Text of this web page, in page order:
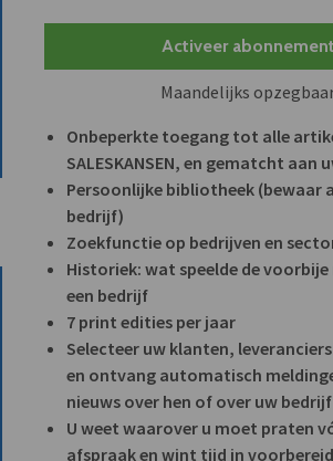
Activeer abonnement
Maandelijks
Onbeperkte toegang tot alle
SALESKANSEN, en gematcht aan
Persoonlijke bibliotheek (bewaar
bedrijf)
Zoekfunctie op bedrijven en
Historiek: wat speelde de
een bedrijf
7 print edities per jaar
Selecteer uw klanten,
en ontvang automatisch
nieuws over hen of over uw
U weet waarover u moet praten
afspraak en wint tijd in